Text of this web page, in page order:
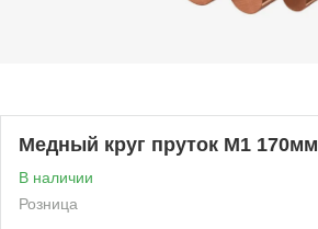
Медный круг пруток М1 170мм
В наличии
Розница